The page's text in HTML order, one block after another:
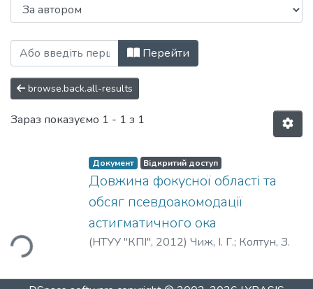
Перегляд Вісник НТУУ «КПІ».
Перейти
browse.back.all-results
Зараз показуємо 1 - 1 з 1
Документ Відкритий доступ
Довжина фокусної області та
обсяг псевдоакомодації
астигматичного ока
(НТУУ "КПІ", 2012) Чиж, І. Г.; Колтун, З.
Колтун, З. М.